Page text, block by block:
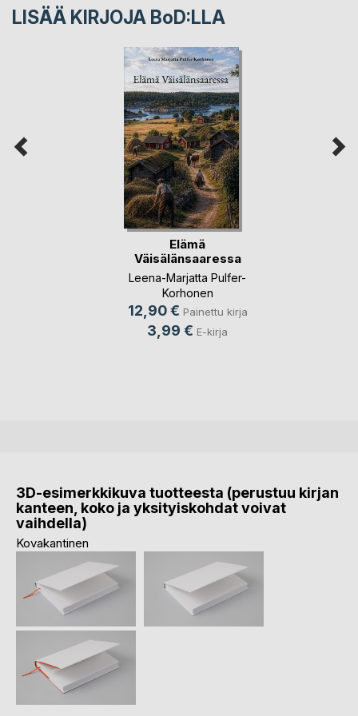
LISÄÄ KIRJOJA BoD:LLA
Elämä
Väisälänsaaressa
Leena-Marjatta Pulfer-
Korhonen
12,90 € Painettu kirja
3,99 € E-kirja
3D-esimerkkikuva tuotteesta (perustuu kirjan
kanteen, koko ja yksityiskohdat voivat
vaihdella)
Kovakantinen